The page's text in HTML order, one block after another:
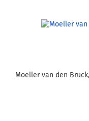
Moeller van den